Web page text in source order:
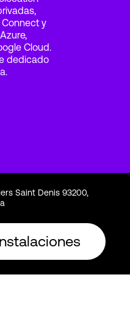
y
Cloud.
dedicado
Saint Denis 93200,